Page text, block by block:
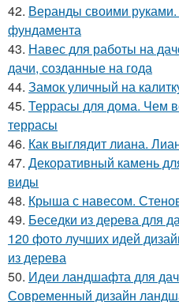
42. Веранды своими
фундамента
43. Навес для работы на
дачи, созданные на года
44. Замок уличный на
45. Террасы для дома. Чем
террасы
46. Как выглядит лиана.
47. Декоративный камень
виды
48. Крыша с навесом.
49. Беседки из дерева для
120 фото лучших идей
из дерева
50. Идеи ландшафта для
Современный дизайн